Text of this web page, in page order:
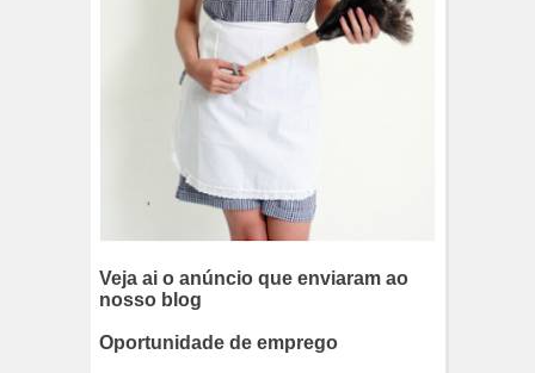
Veja ai o anúncio que enviaram ao
nosso blog
Oportunidade de emprego